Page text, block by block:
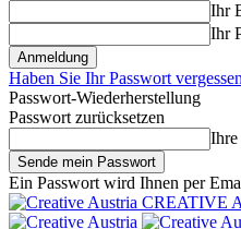
Ihr
Ihr
Haben Sie Ihr Passwort
Passwort-Wiederherstellung
Passwort zurücksetzen
Ein Passwort wird Ihnen per
CREATIVE